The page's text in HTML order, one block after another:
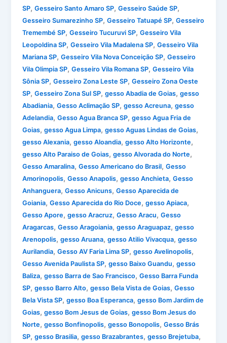
SP,Gesseiro Santo Amaro SP,Gesseiro Saúde SP,
Gesseiro Sumarezinho SP,Gesseiro Tatuapé SP,Gesseiro
Tremembé SP,Gesseiro Tucuruvi SP,Gesseiro Vila
Leopoldina SP,Gesseiro Vila Madalena SP,Gesseiro Vila
Mariana SP,Gesseiro Vila Nova Conceição SP,Gesseiro
Vila Olimpia SP,Gesseiro Vila Romana SP,Gesseiro Vila
Sônia SP,Gesseiro Zona Leste SP,Gesseiro Zona Oeste
SP,Gesseiro Zona Sul SP,gesso Abadia de Goias,gesso
Abadiania,Gesso Aclimação SP,gesso Acreuna,gesso
Adelandia,Gesso Agua Branca SP,gesso Agua Fria de
Goias,gesso Agua Limpa,gesso Aguas Lindas de Goias,
gesso Alexania,gesso Aloandia,gesso Alto Horizonte,
gesso Alto Paraiso de Goias,gesso Alvorada do Norte,
Gesso Amaralina,Gesso Americano do Brasil,Gesso
Amorinopolis,Gesso Anapolis,gesso Anchieta,Gesso
Anhanguera,Gesso Anicuns,Gesso Aparecida de
Goiania,Gesso Aparecida do Rio Doce,gesso Apiaca,
Gesso Apore,gesso Aracruz,Gesso Aracu,Gesso
Aragarcas,Gesso Aragoiania,gesso Araguapaz,gesso
Arenopolis,gesso Aruana,gesso Atilio Vivacqua,gesso
Aurilandia,Gesso AV Faria Lima SP,gesso Avelinopolis,
Gesso Avenida Paulista SP,gesso Baixo Guandu,gesso
Baliza,gesso Barra de Sao Francisco,Gesso Barra Funda
SP,gesso Barro Alto,gesso Bela Vista de Goias,Gesso
Bela Vista SP,gesso Boa Esperanca,gesso Bom Jardim de
Goias,gesso Bom Jesus de Goias,gesso Bom Jesus do
Norte,gesso Bonfinopolis,gesso Bonopolis,Gesso Brás
SP,gesso Brasilia,gesso Brazabrantes,gesso Brejetuba,